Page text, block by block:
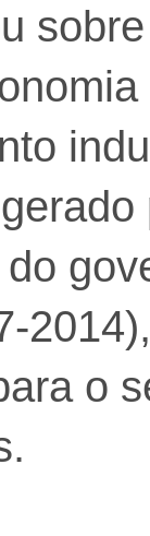
o